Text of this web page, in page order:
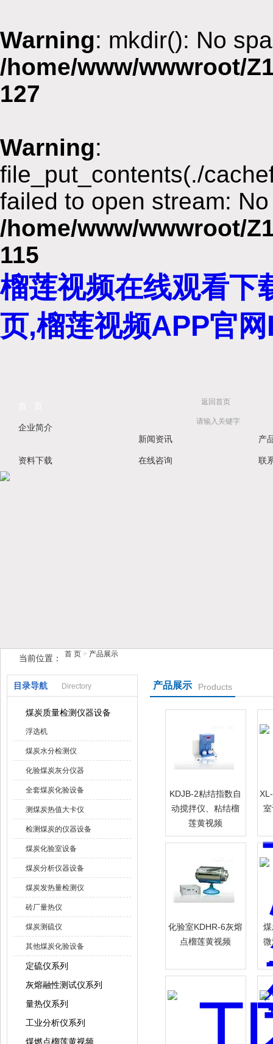
Warning: mkdir(): No
/home/www/wwwroot/
127
Warning:
file_put_contents(./
failed to open stream:
/home/www/wwwroot/
115
榴莲视频在线观看下
页,榴莲视频APP官
鹤壁市榴莲视频在线观看下载仪器仪表有限公司
返回首页
企业简介
新闻资讯
产
资料下载 在线咨询 联
当前位置： 首 页 > 产品展示
目录导航 Directory
煤炭质量检测仪器设备
浮选机
煤炭水分检测仪
化验煤炭灰分仪器
全套煤炭化验设备
测煤炭热值大卡仪
检测煤炭的仪器设备
煤炭化验室设备
煤炭分析仪器设备
煤炭发热量检测仪
砖厂量热仪
煤炭测硫仪
其他煤炭化验设备
定硫仪系列
灰熔融性测试仪系列
量热仪系列
工业分析仪系列
煤燃点榴莲黄视频
产品展示 Products
KDJB-2粘结指数自
动搅拌仪、粘结榴
莲黄视频
化验室KDHR-6灰熔
点榴莲黄视频